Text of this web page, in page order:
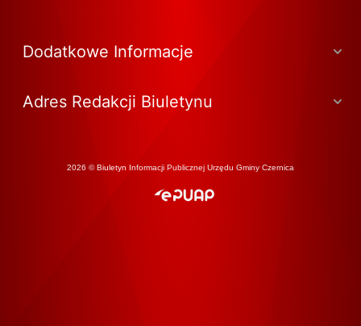
Dodatkowe Informacje
Adres Redakcji Biuletynu
2026 © Biuletyn Informacji Publicznej Urzędu Gminy Czernica